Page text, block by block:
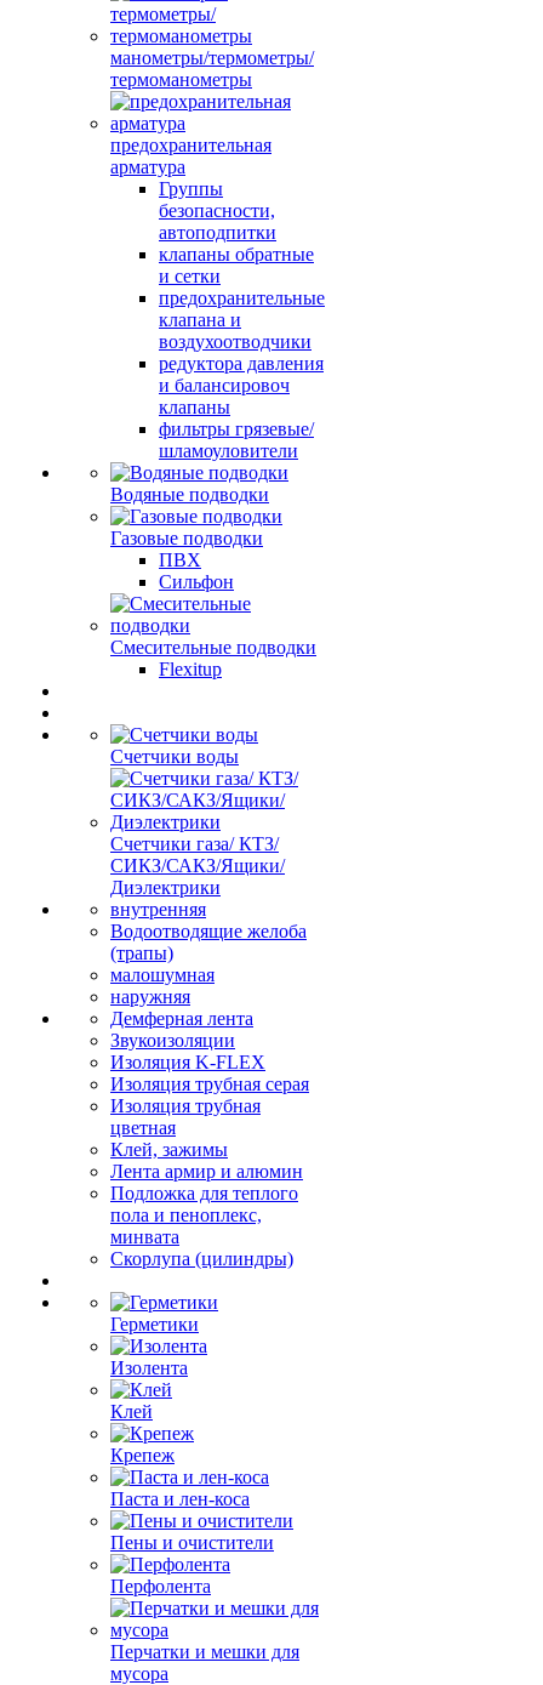
манометры/термометры/
термоманометры
предохранительная
арматура
Группы
безопасности,
автоподпитки
клапаны обратные
и сетки
предохранительные
клапана и
воздухоотводчики
редуктора давления
и балансировоч
клапаны
фильтры грязевые/
шламоуловители
Водяные подводки
Газовые подводки
ПВХ
Сильфон
Смесительные подводки
Flexitup
Счетчики воды
Счетчики газа/ КТЗ/
СИКЗ/САКЗ/Ящики/
Диэлектрики
внутренняя
Водоотводящие желоба
(трапы)
малошумная
наружняя
Демферная лента
Звукоизоляции
Изоляция K-FLEX
Изоляция трубная серая
Изоляция трубная
цветная
Клей, зажимы
Лента армир и алюмин
Подложка для теплого
пола и пеноплекс,
минвата
Скорлупа (цилиндры)
Герметики
Изолента
Клей
Крепеж
Паста и лен-коса
Пены и очистители
Перфолента
Перчатки и мешки для
мусора